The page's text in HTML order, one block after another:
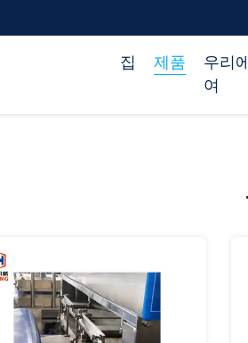
집 제품
우리
여